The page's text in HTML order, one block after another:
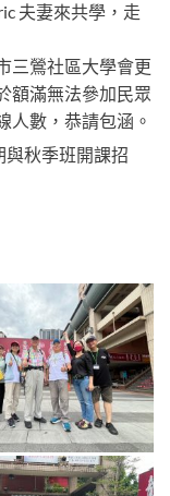
夫妻來共學，走
三鶯社區大學會更
額滿無法參加民眾
人數，恭請包涵。
秋季班開課招